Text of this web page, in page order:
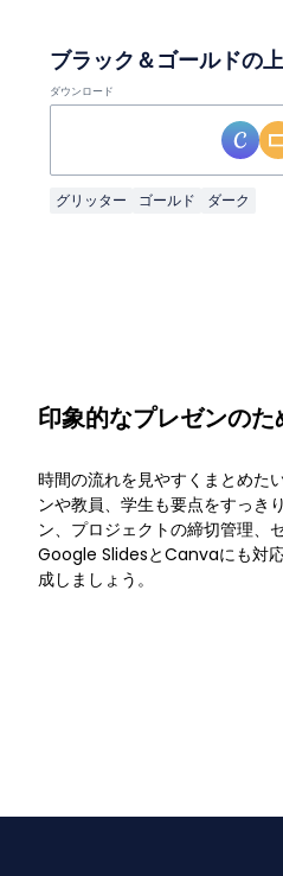
ブラック＆ゴールドの
ダウンロード
グリッター ゴールド ダーク
印象的なプレゼンの
時間の流れを見やすくまとめた
ンや教員、学生も要点をすっき
ン、プロジェクトの締切管理、
Google SlidesとCanvaにも対
成しましょう。